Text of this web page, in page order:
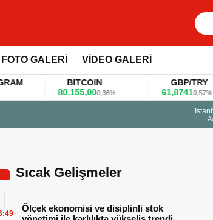
FOTO GALERİ VİDEO GALERİ
BITCOIN
80.155,000,36%
GBP/TRY
61,87410,57%
Firmalar gıda fuarlarını bu anket ile
Sıcak Gelişmeler
Ölçek ekonomisi ve disiplinli stok